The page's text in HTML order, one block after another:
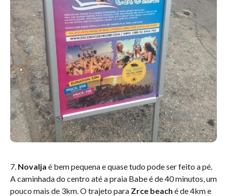
7. Novalja é bem pequena e quase tudo pode ser feito a pé.
A caminhada do centro até a praia Babe é de 40 minutos, um
pouco mais de 3km. O trajeto para Zrce beach é de 4km e